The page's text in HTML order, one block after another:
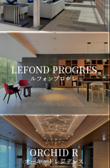
LEFOND PROGRES
ルフォンプログレ
ORCHID R
オーキッドレジデンス